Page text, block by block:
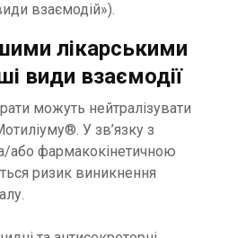
взаємодій»).
лікарськими
види взаємодії
можуть нейтралізувати
У зв’язку з
або фармакокінетичною
ризик виникнення